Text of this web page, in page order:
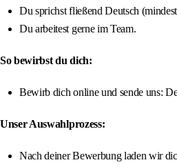
Du sprichst fließend Deutsch
Du arbeitest gerne im Team.
So bewirbst du dich:
Bewirb dich online und sende uns:
Unser Auswahlprozess:
Nach deiner Bewerbung laden wir